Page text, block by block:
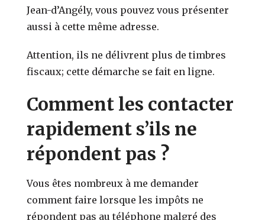
Jean-d’Angély, vous pouvez vous présenter
aussi à cette même adresse.
Attention, ils ne délivrent plus de timbres
fiscaux; cette démarche se fait en ligne.
Comment les contacter
rapidement s’ils ne
répondent pas ?
Vous êtes nombreux à me demander
comment faire lorsque les impôts ne
répondent pas au téléphone malgré des